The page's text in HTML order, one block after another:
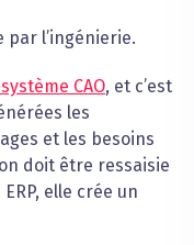
par l’ingénierie.
CAO, et c’est
les
et les besoins
doit être ressaisie
elle crée un